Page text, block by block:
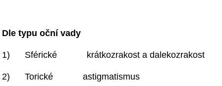
Dle typu oční vady
1) Sférické krátkozrakost a dalekozrakost
2) Torické astigmatismus